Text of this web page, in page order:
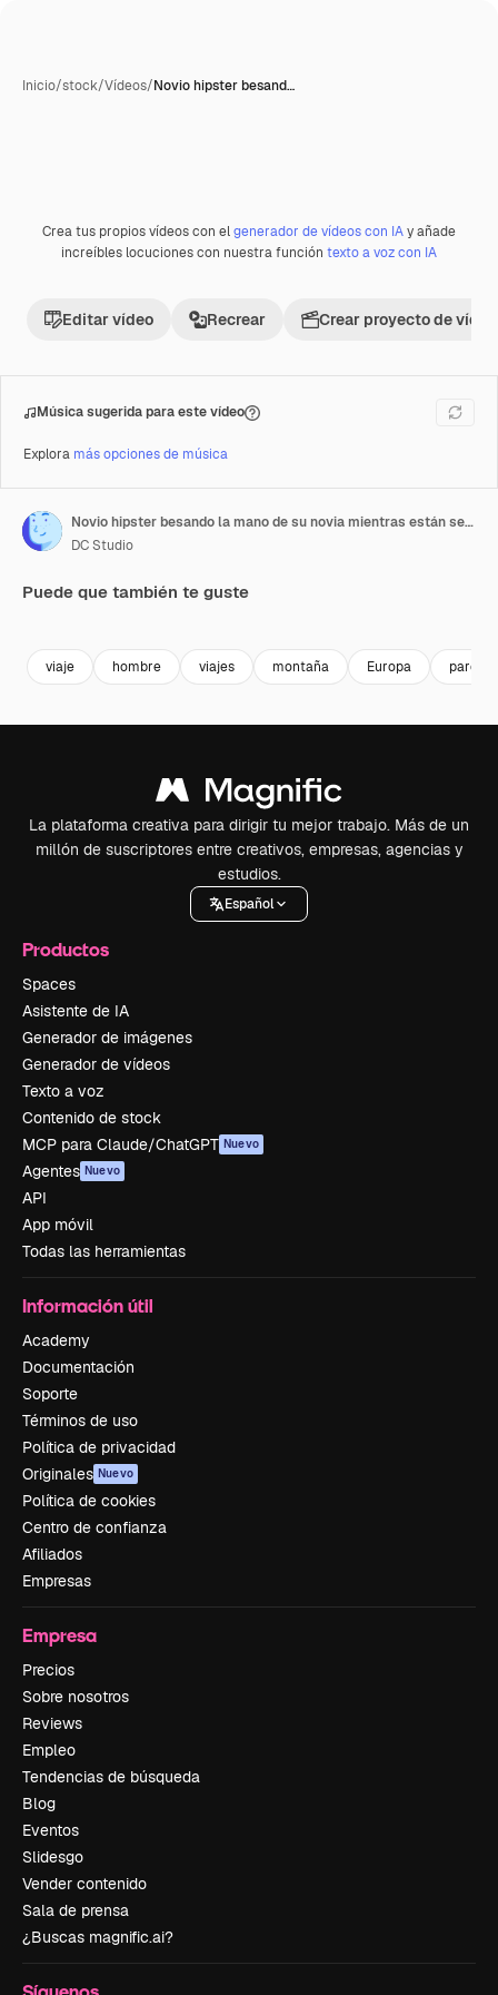
Inicio/stock/Vídeos/Novio hipster besand…
Premium
Crea tus propios vídeos con elgenerador de vídeos con IAy añade
increíbles locuciones con nuestra función texto a voz con IA
Editar vídeo Recrear Crear proyecto de vídeo
Música sugerida para este vídeo
Explora más opciones de música
Novio hipster besando la mano de su novia mientras están sentados en sillas de camping
DC Studio
Puede que también te guste
viaje hombre viajes montaña Europa pareja
La plataforma creativa para dirigir tu mejor trabajo. Más de un
millón de suscriptores entre creativos, empresas, agencias y
estudios.
Español
Productos
Spaces
Asistente de IA
Generador de imágenes
Generador de vídeos
Texto a voz
Contenido de stock
MCP para Claude/ChatGPT Nuevo
Agentes Nuevo
API
App móvil
Todas las herramientas
Información útil
Academy
Documentación
Soporte
Términos de uso
Política de privacidad
Originales Nuevo
Política de cookies
Centro de confianza
Afiliados
Empresas
Empresa
Precios
Sobre nosotros
Reviews
Empleo
Tendencias de búsqueda
Blog
Eventos
Slidesgo
Vender contenido
Sala de prensa
¿Buscas magnific.ai?